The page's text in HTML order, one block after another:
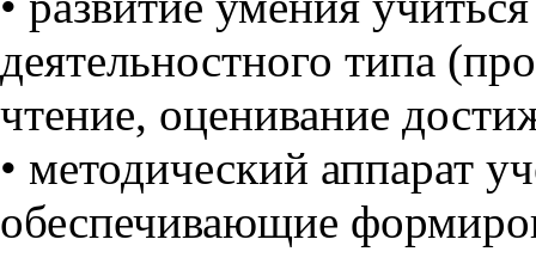
деятельностного типа
чтение, оценивание
• методический аппарат
обеспечивающие